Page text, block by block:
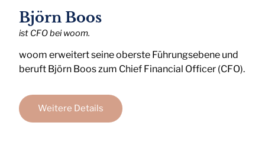
Björn Boos
ist CFO bei woom.
woom erweitert seine oberste Führungsebene und
beruft Björn Boos zum Chief Financial Officer (CFO).
Weitere Details